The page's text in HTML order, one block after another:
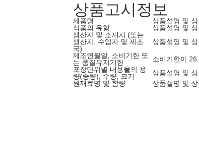
상품고시정보
제품명 상품설명 및
식품의 유형
상품설명 및
생산자 및 소재지 (또는
생산자, 수입자 및 제조
국)
상품설명 및
제조연월일, 소비기한 또
는 품질유지기한
소비기한이
포장단위별 내용물의 용
량(중량), 수량, 크기
상품설명 및
원재료명 및 함량
상품설명 및